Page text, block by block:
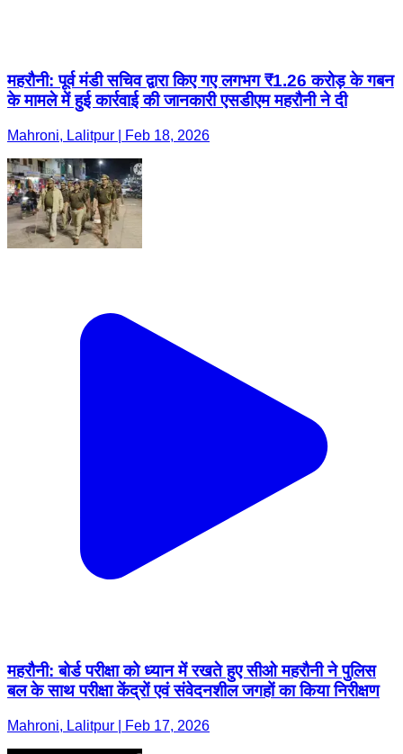
महरौनी: पूर्व मंडी सचिव द्वारा किए गए लगभग ₹1.26 करोड़ के गबन
के मामले में हुई कार्रवाई की जानकारी एसडीएम महरौनी ने दी
Mahroni, Lalitpur | Feb 18, 2026
महरौनी: बोर्ड परीक्षा को ध्यान में रखते हुए सीओ महरौनी ने पुलिस
बल के साथ परीक्षा केंद्रों एवं संवेदनशील जगहों का किया निरीक्षण
Mahroni, Lalitpur | Feb 17, 2026